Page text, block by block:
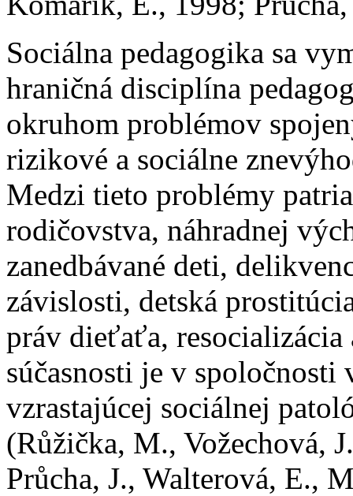
Sociálna pedagogika sa
hraničná disciplína
okruhom problémov
rizikové a sociálne
Medzi tieto problémy
rodičovstva, náhradnej
zanedbávané deti,
závislosti, detská
práv dieťaťa, resocializácia
súčasnosti je v spoločnosti
vzrastajúcej sociálnej
(Růžička, M., Vožechová,
Průcha, J., Walterová, E.,